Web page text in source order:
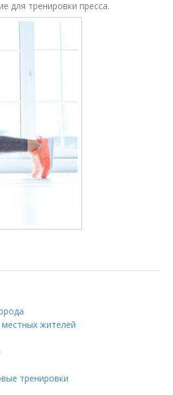
для тренировки пресса.
жителей
тренировки